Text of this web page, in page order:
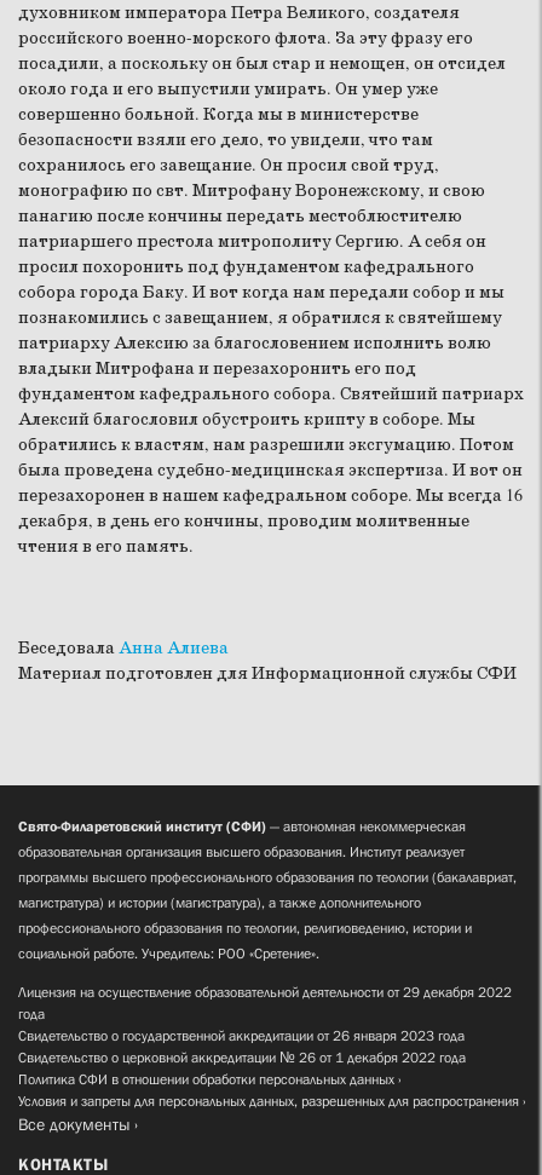
духовником императора Петра Великого, создателя
российского военно-морского флота. За эту фразу его
посадили, а поскольку он был стар и немощен, он отсидел
около года и его выпустили умирать. Он умер уже
совершенно больной. Когда мы в министерстве
безопасности взяли его дело, то увидели, что там
сохранилось его завещание. Он просил свой труд,
монографию по свт. Митрофану Воронежскому, и свою
панагию после кончины передать местоблюстителю
патриаршего престола митрополиту Сергию. А себя он
просил похоронить под фундаментом кафедрального
собора города Баку. И вот когда нам передали собор и мы
познакомились с завещанием, я обратился к святейшему
патриарху Алексию за благословением исполнить волю
владыки Митрофана и перезахоронить его под
фундаментом кафедрального собора. Святейший патриарх
Алексий благословил обустроить крипту в соборе. Мы
обратились к властям, нам разрешили эксгумацию. Потом
была проведена судебно-медицинская экспертиза. И вот он
перезахоронен в нашем кафедральном соборе. Мы всегда 16
декабря, в день его кончины, проводим молитвенные
чтения в его память.
БеседовалаАнна Алиева
Материал подготовлен для Информационной службы СФИ
Свято-Филаретовский институт (СФИ) — автономная некоммерческая
образовательная организация высшего образования. Институт реализует
программы высшего профессионального образования по теологии (бакалавриат,
магистратура) и истории (магистратура), а также дополнительного
профессионального образования по теологии, религиоведению, истории и
социальной работе. Учредитель: РОО «Сретение».
Лицензия на осуществление образовательной деятельности от 29 декабря 2022
года
Свидетельство о государственной аккредитации от 26 января 2023 года
Свидетельство о церковной аккредитации № 26 от 1 декабря 2022 года
Политика СФИ в отношении обработки персональных данных
Условия и запреты для персональных данных, разрешенных для распространения
Все документы
КОНТАКТЫ